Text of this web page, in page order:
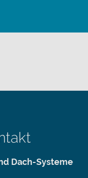
Dach-Systeme